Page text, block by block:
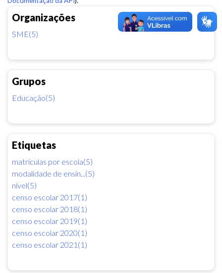
Organizações
SME(5)
Grupos
Educação(5)
Etiquetas
matrículas por escola(5)
modalidade de ensin...(5)
nível(5)
censo escolar 2017(1)
censo escolar 2018(1)
censo escolar 2019(1)
censo escolar 2020(1)
censo escolar 2021(1)